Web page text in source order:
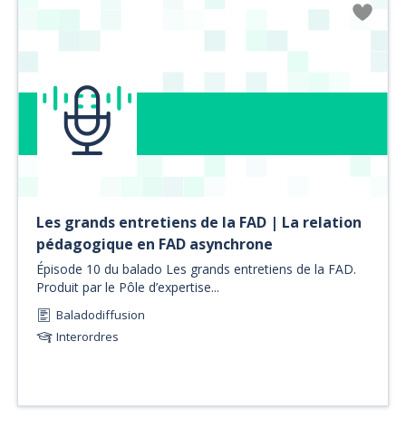
Les grands entretiens de la FAD | La relation
pédagogique en FAD asynchrone
Épisode 10 du balado Les grands entretiens de la FAD.
Produit par le Pôle d’expertise...
Baladodiffusion
Interordres